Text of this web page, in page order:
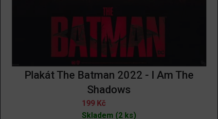
Plakát The Batman 2022 - I Am The
Shadows
199 Kč
Skladem (2 ks)